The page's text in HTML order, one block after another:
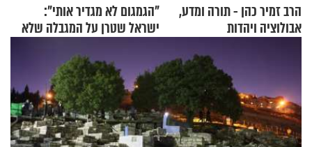
הרב זמיר כהן - תורה ומדע,
אבולוציה ויהדות
"הגמגום לא מגדיר אותי":
ישראל שטרן על המגבלה שלא